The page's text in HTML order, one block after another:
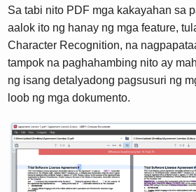
Sa tabi nito PDF mga kakayahan sa
aalok ito ng hanay ng mga feature,
Character Recognition, na
tampok na paghahambing nito ay
ng isang detalyadong pagsusuri ng
loob ng mga dokumento.